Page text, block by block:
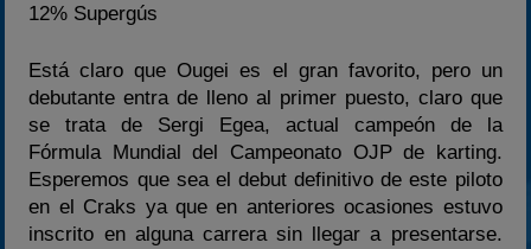
12% Supergús
Está claro que Ougei es el gran favorito, pero un
debutante entra de lleno al primer puesto, claro que
se trata de Sergi Egea, actual campeón de la
Fórmula Mundial del Campeonato OJP de karting.
Esperemos que sea el debut definitivo de este piloto
en el Craks ya que en anteriores ocasiones estuvo
inscrito en alguna carrera sin llegar a presentarse.